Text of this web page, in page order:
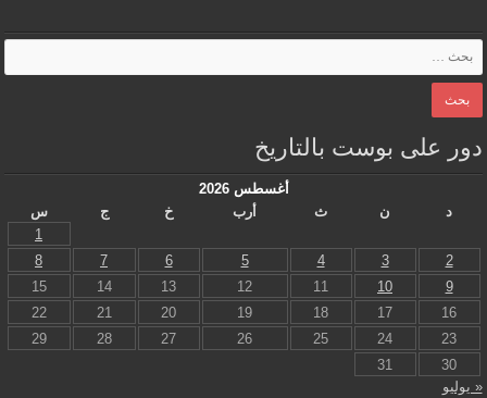
دور على بوست بالتاريخ
أغسطس 2026
د
ن ث أرب خ ج
س
1
2
3
4
5
6
7
8
9
10
11
12
13
14
15
16
17
18
19
20
21
22
23
24
25
26
27
28
29
30
31
« يوليو